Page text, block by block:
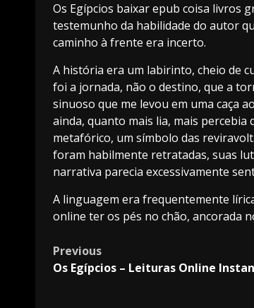
Os Egípcios baixar epub coisa livros
testemunho da habilidade do autor
caminho à frente era incerto.
A história era um labirinto, cheio de
foi a jornada, não o destino, que a
sinuoso que me levou em uma caça
ainda, quanto mais lia, mais
metafórico, um símbolo das
foram habilmente retratadas, suas
narrativa parecia excessivamente
A linguagem era frequentemente
online ter os pés no chão, ancorada
Previous
Os Egípcios – Leituras Online